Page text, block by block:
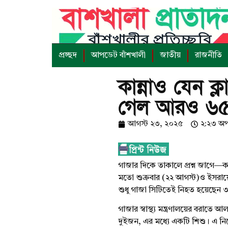
প্রচ্ছদ আপডেট বাঁশখালী জাতীয় রাজনীতি
কান্নাও যেন
গেল আরও ৬৫
আগস্ট ২৩, ২০২৫ ২:২৩
গাজার দিকে তাকালে প্রশ্ন
মতো শুক্রবার (২২ আগস্ট)ও
শুধু গাজা সিটিতেই নিহত হয়েছেন
গাজার স্বাস্থ্য মন্ত্রণালয়ের
দুইজন, এর মধ্যে একটি শিশু। এ